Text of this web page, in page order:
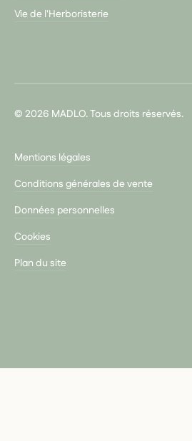
Vie de l'Herboristerie
© 2026 MADLO. Tous droits réservés.
Mentions légales
Conditions générales de vente
Données personnelles
Cookies
Plan du site